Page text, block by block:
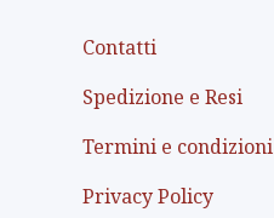
Contatti
Spedizione e Resi
Termini e condizioni
Privacy Policy